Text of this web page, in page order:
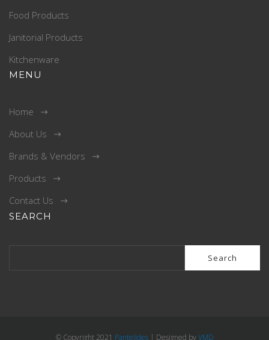
Food Products
Janitorial Products
Kitchenware
MENU
Home
About Us
Brands & Vendors
Products
Contact Us
SEARCH
© Copyright 2021 Pantelides| Designed byVMD